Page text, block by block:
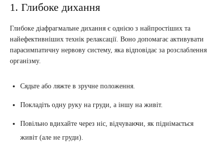
1. Глибоке дихання
Глибоке діафрагмальне дихання є однією з найпростіших та
найефективніших технік релаксації. Воно допомагає активувати
парасимпатичну нервову систему, яка відповідає за розслаблення
організму.
Сядьте або ляжте в зручне положення.
Покладіть одну руку на груди, а іншу на живіт.
Повільно вдихайте через ніс, відчуваючи, як піднімається
живіт (але не груди).